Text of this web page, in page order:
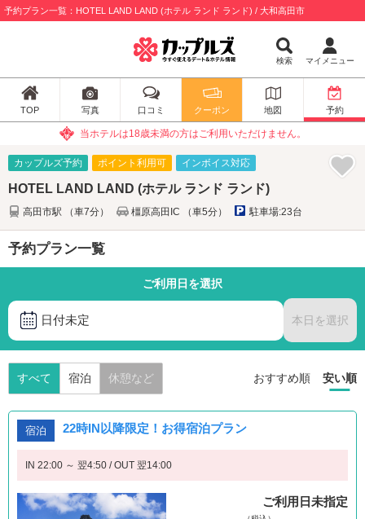
予約プラン一覧：HOTEL LAND LAND (ホテル ランド ランド) / 大和高田市
検索 マイメニュー
TOP 写真 口コミ クーポン 地図 予約
当ホテルは18歳未満の方はご利用いただけません。
カップルズ予約 ポイント利用可 インボイス対応
HOTEL LAND LAND (ホテル ランド ランド)
高田市駅 （車7分） 橿原高田IC （車5分） 駐車場:23台
予約プラン一覧
ご利用日を選択
日付未定 本日を選択
すべて 宿泊 休憩など おすすめ順 安い順
宿泊 22時IN以降限定！お得宿泊プラン
IN 22:00 ～ 翌4:50 / OUT 翌14:00
ご利用日未指定